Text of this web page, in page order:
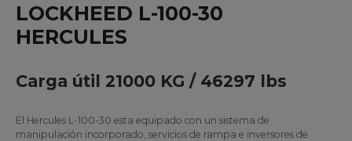
LOCKHEED L-100-30
HERCULES
Carga útil 21000 KG / 46297 lbs
El Hercules L-100-30 esta equipado con un sistema de
manipulación incorporado, servicios de rampa e inversores de